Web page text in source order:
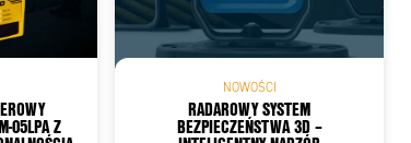
05LPA Z
NOWOŚCI
RADAROWY SYSTEM
BEZPIECZEŃSTWA 3D –